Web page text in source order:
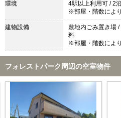
環境
4駅以上利用可 / 2
※部屋・階数によ
建物設備
敷地内ごみ置き場
料
※部屋・階数によ
フォレストパーク周辺の空室物件